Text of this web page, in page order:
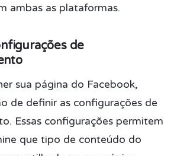
ambas as plataformas.
de
sua página do Facebook,
de definir as configurações de
Essas configurações permitem
que tipo de conteúdo do